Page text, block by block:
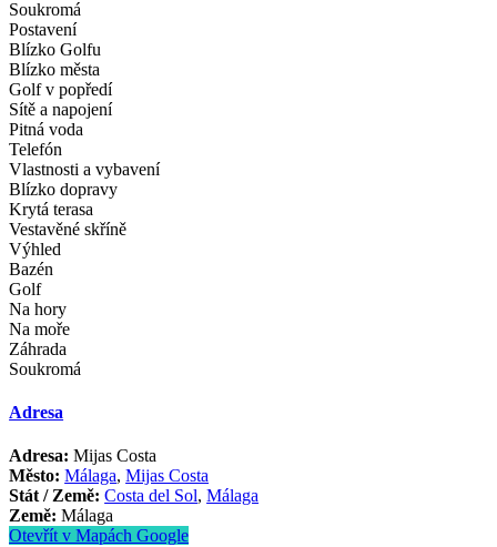
Soukromá
Postavení
Blízko Golfu
Blízko města
Golf v popředí
Sítě a napojení
Pitná voda
Telefón
Vlastnosti a vybavení
Blízko dopravy
Krytá terasa
Vestavěné skříně
Výhled
Bazén
Golf
Na hory
Na moře
Záhrada
Soukromá
Adresa
Adresa: Mijas Costa
Město: Málaga,Mijas Costa
Stát / Země: Costa del Sol,Málaga
Země: Málaga
Otevřít v Mapách Google